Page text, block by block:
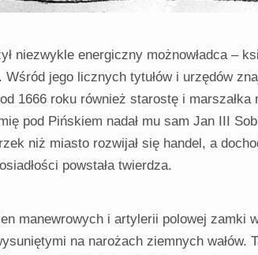
niezwykle energiczny możnowładca –
Wśród jego licznych tytułów i urzędów
1666 roku również starostę i marszałka
pod Pińskiem nadał mu sam Jan III
niż miasto rozwijał się handel, a
powstała twierdza.
manewrowych i artylerii polowej zamki
na narożach ziemnych